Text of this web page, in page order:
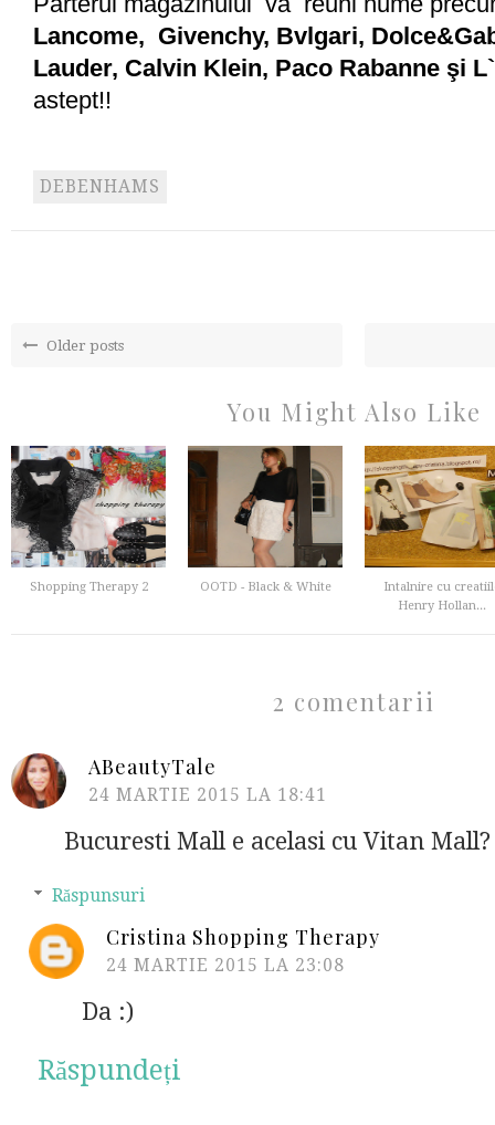
Lancome, Givenchy, Bvlgari,
Lauder, Calvin Klein, Paco Rabanne şi
astept!!
DEBENHAMS
Older posts
You Might Also Like
Shopping Therapy 2 OOTD - Black & White
Intalnire cu
Henry Hollan...
2 comentarii
ABeautyTale
24 MARTIE 2015 LA 18:41
Bucuresti Mall e acelasi cu Vitan Mall?
Răspunsuri
Cristina Shopping Therapy
24 MARTIE 2015 LA 23:08
Da :)
Răspundeți